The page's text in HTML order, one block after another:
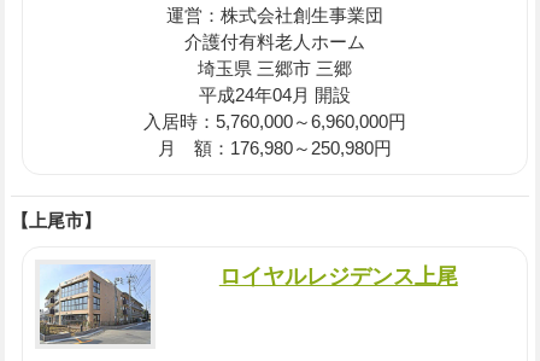
運営：株式会社創生事業団
介護付有料老人ホーム
埼玉県 三郷市 三郷
平成24年04月 開設
入居時：5,760,000～6,960,000円
月 額：176,980～250,980円
【上尾市】
ロイヤルレジデンス上尾